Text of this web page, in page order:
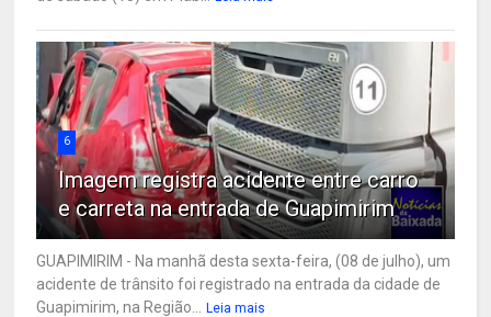
6
Imagem registra acidente entre carro
e carreta na entrada de Guapimirim
GUAPIMIRIM - Na manhã desta sexta-feira, (08 de julho), um
acidente de trânsito foi registrado na entrada da cidade de
Guapimirim, na Região...
Leia mais